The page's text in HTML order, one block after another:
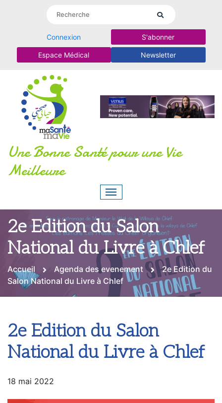
Connexion S'abonner
Espace Médical Newsletter
Une Bonne Santé pour une Vie
Meilleure
2e Edition du Salon
National du Livre à Chlef
Accueil Agenda des evenement
2e Edition du
Salon National du Livre à Chlef
2e Edition du Salon
National du Livre à Chlef
18 mai 2022